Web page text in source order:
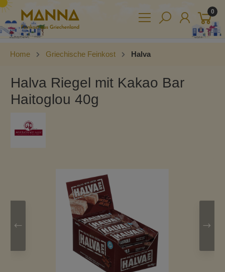
0
Home Griechische Feinkost Halva
Halva Riegel mit Kakao Bar
Haitoglou 40g